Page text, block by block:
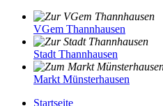
VGem Thannhausen
Stadt Thannhausen
Markt Münsterhausen
Startseite